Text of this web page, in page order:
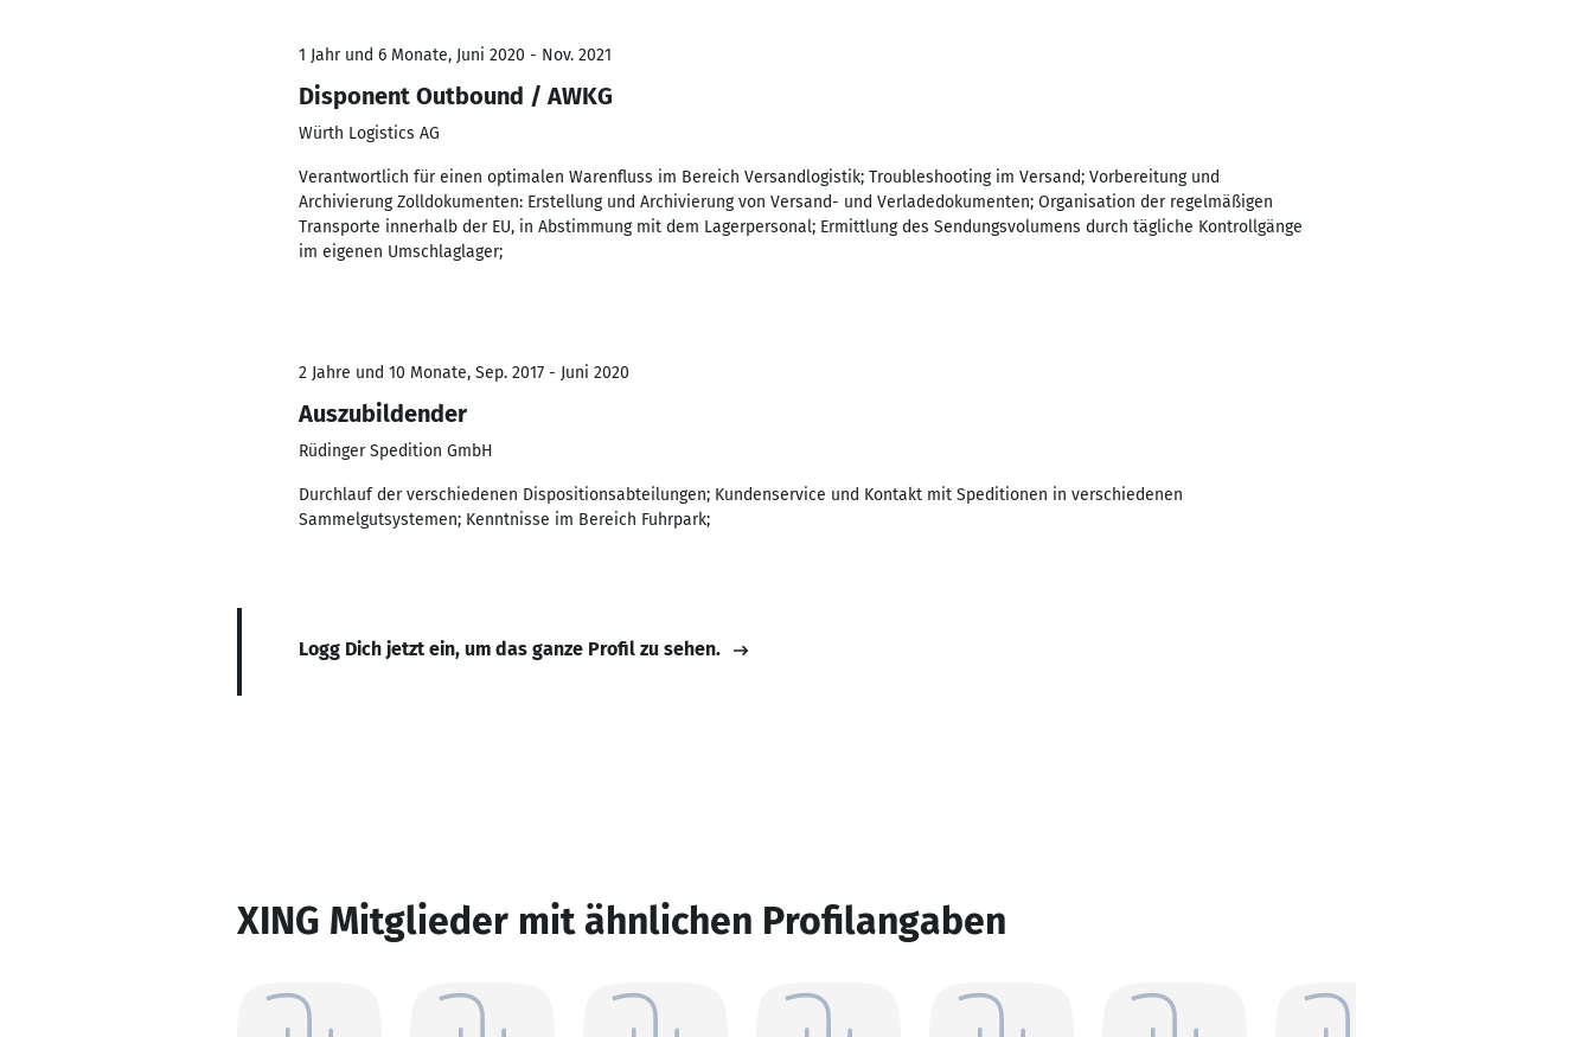
1 Jahr und 6 Monate, Juni 2020 - Nov. 2021
Disponent Outbound / AWKG
Würth Logistics AG
Verantwortlich für einen optimalen Warenfluss im Bereich Versandlogistik; Troubleshooting im Versand; Vorbereitung und
Archivierung Zolldokumenten: Erstellung und Archivierung von Versand- und Verladedokumenten; Organisation der regelmäßigen
Transporte innerhalb der EU, in Abstimmung mit dem Lagerpersonal; Ermittlung des Sendungsvolumens durch tägliche Kontrollgänge
im eigenen Umschlaglager;
2 Jahre und 10 Monate, Sep. 2017 - Juni 2020
Auszubildender
Rüdinger Spedition GmbH
Durchlauf der verschiedenen Dispositionsabteilungen; Kundenservice und Kontakt mit Speditionen in verschiedenen
Sammelgutsystemen; Kenntnisse im Bereich Fuhrpark;
Logg Dich jetzt ein, um das ganze Profil zu sehen.
XING Mitglieder mit ähnlichen Profilangaben